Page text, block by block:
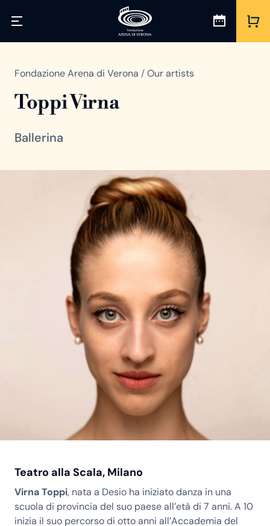
Fondazione Arena di Verona /Our artists
Toppi Virna
Ballerina
Teatro alla Scala, Milano
Virna Toppi, nata a Desio ha iniziato danza in una
scuola di provincia del suo paese all’età di 7 anni. A 10
inizia il suo percorso di otto anni all’Accademia del